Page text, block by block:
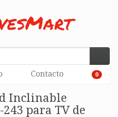
Contacto 0
Inclinable
para TV de